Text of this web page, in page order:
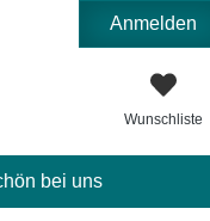
Anmelden
Wunschliste
bei uns